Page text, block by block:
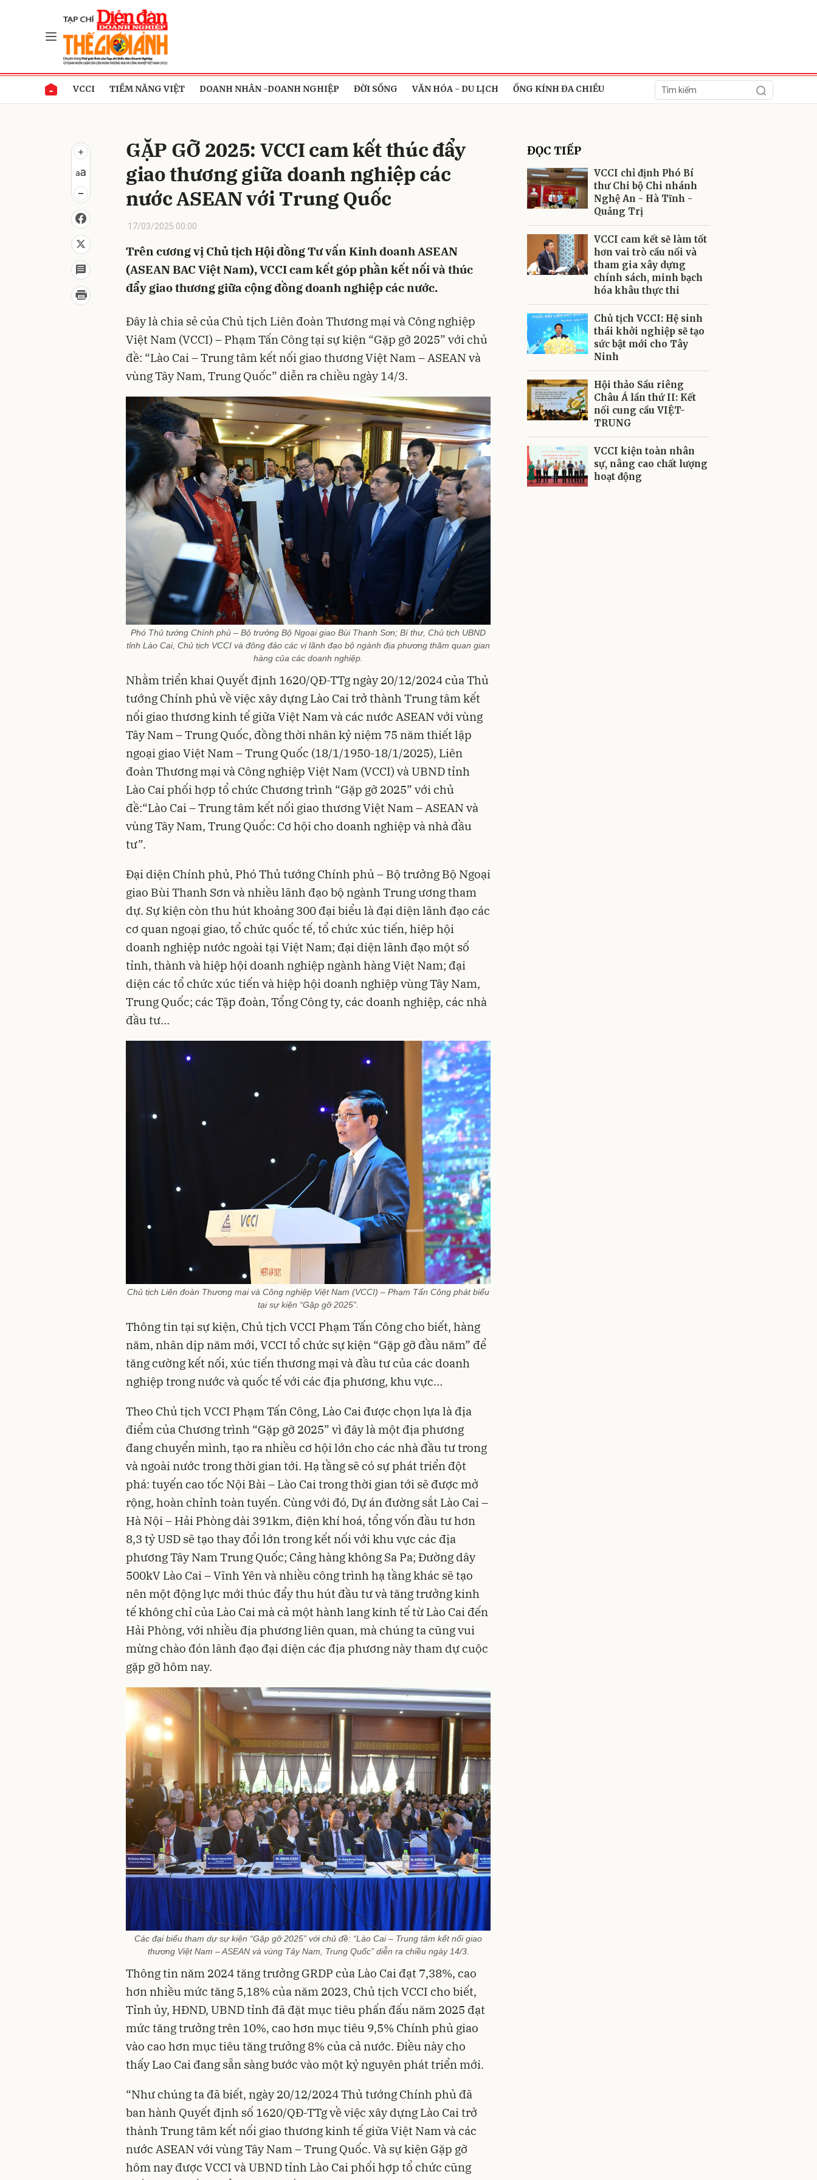
VCCI TIỀM NĂNG VIỆT DOANH NHÂN -DOANH NGHIỆP ĐỜI SỐNG VĂN HÓA - DU LỊCH ỐNG KÍNH ĐA CHIỀU
GẶP GỠ 2025: VCCI cam kết thúc đẩy
giao thương giữa doanh nghiệp các
nước ASEAN với Trung Quốc
17/03/2025 00:00
Trên cương vị Chủ tịch Hội đồng Tư vấn Kinh doanh ASEAN
(ASEAN BAC Việt Nam), VCCI cam kết góp phần kết nối và thúc
đẩy giao thương giữa cộng đồng doanh nghiệp các nước.
Đây là chia sẻ của Chủ tịch Liên đoàn Thương mại và Công nghiệp
Việt Nam (VCCI) – Phạm Tấn Công tại sự kiện “Gặp gỡ 2025” với chủ
đề: “Lào Cai – Trung tâm kết nối giao thương Việt Nam – ASEAN và
vùng Tây Nam, Trung Quốc” diễn ra chiều ngày 14/3.
Phó Thủ tướng Chính phủ – Bộ trưởng Bộ Ngoại giao Bùi Thanh Sơn; Bí thư, Chủ tịch UBND
tỉnh Lào Cai, Chủ tịch VCCI và đông đảo các vị lãnh đạo bộ ngành địa phương thăm quan gian
hàng của các doanh nghiệp.
Nhằm triển khai Quyết định 1620/QĐ-TTg ngày 20/12/2024 của Thủ
tướng Chính phủ về việc xây dựng Lào Cai trở thành Trung tâm kết
nối giao thương kinh tế giữa Việt Nam và các nước ASEAN với vùng
Tây Nam – Trung Quốc, đồng thời nhân kỷ niệm 75 năm thiết lập
ngoại giao Việt Nam – Trung Quốc (18/1/1950-18/1/2025), Liên
đoàn Thương mại và Công nghiệp Việt Nam (VCCI) và UBND tỉnh
Lào Cai phối hợp tổ chức Chương trình “Gặp gỡ 2025” với chủ
đề:“Lào Cai – Trung tâm kết nối giao thương Việt Nam – ASEAN và
vùng Tây Nam, Trung Quốc: Cơ hội cho doanh nghiệp và nhà đầu
tư”.
Đại diện Chính phủ, Phó Thủ tướng Chính phủ – Bộ trưởng Bộ Ngoại
giao Bùi Thanh Sơn và nhiều lãnh đạo bộ ngành Trung ương tham
dự. Sự kiện còn thu hút khoảng 300 đại biểu là đại diện lãnh đạo các
cơ quan ngoại giao, tổ chức quốc tế, tổ chức xúc tiến, hiệp hội
doanh nghiệp nước ngoài tại Việt Nam; đại diện lãnh đạo một số
tỉnh, thành và hiệp hội doanh nghiệp ngành hàng Việt Nam; đại
diện các tổ chức xúc tiến và hiệp hội doanh nghiệp vùng Tây Nam,
Trung Quốc; các Tập đoàn, Tổng Công ty, các doanh nghiệp, các nhà
đầu tư…
Chủ tịch Liên đoàn Thương mại và Công nghiệp Việt Nam (VCCI) – Phạm Tấn Công phát biểu
tại sự kiện “Gặp gỡ 2025”.
Thông tin tại sự kiện, Chủ tịch VCCI Phạm Tấn Công cho biết, hàng
năm, nhân dịp năm mới, VCCI tổ chức sự kiện “Gặp gỡ đầu năm” để
tăng cường kết nối, xúc tiến thương mại và đầu tư của các doanh
nghiệp trong nước và quốc tế với các địa phương, khu vực…
Theo Chủ tịch VCCI Phạm Tấn Công, Lào Cai được chọn lựa là địa
điểm của Chương trình “Gặp gỡ 2025” vì đây là một địa phương
đang chuyển mình, tạo ra nhiều cơ hội lớn cho các nhà đầu tư trong
và ngoài nước trong thời gian tới. Hạ tầng sẽ có sự phát triển đột
phá: tuyến cao tốc Nội Bài – Lào Cai trong thời gian tới sẽ được mở
rộng, hoàn chỉnh toàn tuyến. Cùng với đó, Dự án đường sắt Lào Cai –
Hà Nội – Hải Phòng dài 391km, điện khí hoá, tổng vốn đầu tư hơn
8,3 tỷ USD sẽ tạo thay đổi lớn trong kết nối với khu vực các địa
phương Tây Nam Trung Quốc; Cảng hàng không Sa Pa; Đường dây
500kV Lào Cai – Vĩnh Yên và nhiều công trình hạ tầng khác sẽ tạo
nên một động lực mới thúc đẩy thu hút đầu tư và tăng trưởng kinh
tế không chỉ của Lào Cai mà cả một hành lang kinh tế từ Lào Cai đến
Hải Phòng, với nhiều địa phương liên quan, mà chúng ta cũng vui
mừng chào đón lãnh đạo đại diện các địa phương này tham dự cuộc
gặp gỡ hôm nay.
Các đại biểu tham dự sự kiện “Gặp gỡ 2025” với chủ đề: “Lào Cai – Trung tâm kết nối giao
thương Việt Nam – ASEAN và vùng Tây Nam, Trung Quốc” diễn ra chiều ngày 14/3.
Thông tin năm 2024 tăng trưởng GRDP của Lào Cai đạt 7,38%, cao
hơn nhiều mức tăng 5,18% của năm 2023, Chủ tịch VCCI cho biết,
Tỉnh ủy, HĐND, UBND tỉnh đã đặt mục tiêu phấn đấu năm 2025 đạt
mức tăng trưởng trên 10%, cao hơn mục tiêu 9,5% Chính phủ giao
vào cao hơn mục tiêu tăng trưởng 8% của cả nước. Điều này cho
thấy Lao Cai đang sẵn sàng bước vào một kỷ nguyên phát triển mới.
“Như chúng ta đã biết, ngày 20/12/2024 Thủ tướng Chính phủ đã
ban hành Quyết định số 1620/QĐ-TTg về việc xây dựng Lào Cai trở
thành Trung tâm kết nối giao thương kinh tế giữa Việt Nam và các
nước ASEAN với vùng Tây Nam – Trung Quốc. Và sự kiện Gặp gỡ
hôm nay được VCCI và UBND tỉnh Lào Cai phối hợp tổ chức cũng
ĐỌC TIẾP
VCCI chỉ định Phó Bí
thư Chi bộ Chi nhánh
Nghệ An - Hà Tĩnh -
Quảng Trị
VCCI cam kết sẽ làm tốt
hơn vai trò cầu nối và
tham gia xây dựng
chính sách, minh bạch
hóa khâu thực thi
Chủ tịch VCCI: Hệ sinh
thái khởi nghiệp sẽ tạo
sức bật mới cho Tây
Ninh
Hội thảo Sầu riêng
Châu Á lần thứ II: Kết
nối cung cầu VIỆT-
TRUNG
VCCI kiện toàn nhân
sự, nâng cao chất lượng
hoạt động
Gửi